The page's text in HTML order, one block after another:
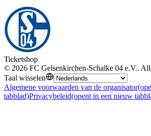
Ticketshop
© 2026 FC Gelsenkirchen-Schalke 04 e.V..
Taal wisselen
Algemene voorwaarden van de organisator
tabblad)Privacybeleid(opent in een nieuw